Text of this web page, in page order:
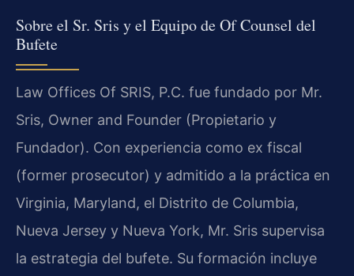
Sobre el Sr. Sris y el Equipo de Of Counsel del
Bufete
Law Offices Of SRIS, P.C. fue fundado por Mr.
Sris, Owner and Founder (Propietario y
Fundador). Con experiencia como ex fiscal
(former prosecutor) y admitido a la práctica en
Virginia, Maryland, el Distrito de Columbia,
Nueva Jersey y Nueva York, Mr. Sris supervisa
la estrategia del bufete. Su formación incluye